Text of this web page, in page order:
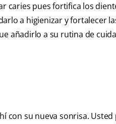
caries pues fortifica los
a higienizar y fortalecer
añadirlo a su rutina de
con su nueva sonrisa.